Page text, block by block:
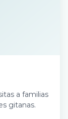
a familias
gitanas.